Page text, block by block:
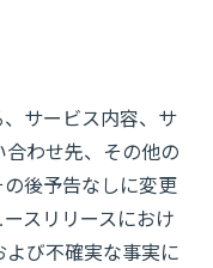
サービス内容、サ
わせ先、その他の
後予告なしに変更
スリリースにおけ
び不確実な事実に